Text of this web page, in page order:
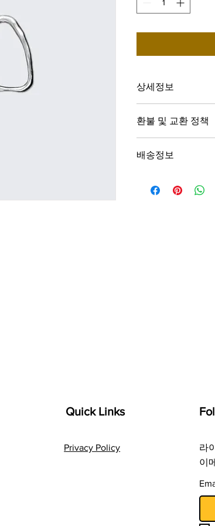
상세정보
리방법 등 친절하고
환불 및 교환 정책
품 정보를 제공하세
배송정보
한 설명은 소비자들
Quick Links
Privacy Policy
라
이